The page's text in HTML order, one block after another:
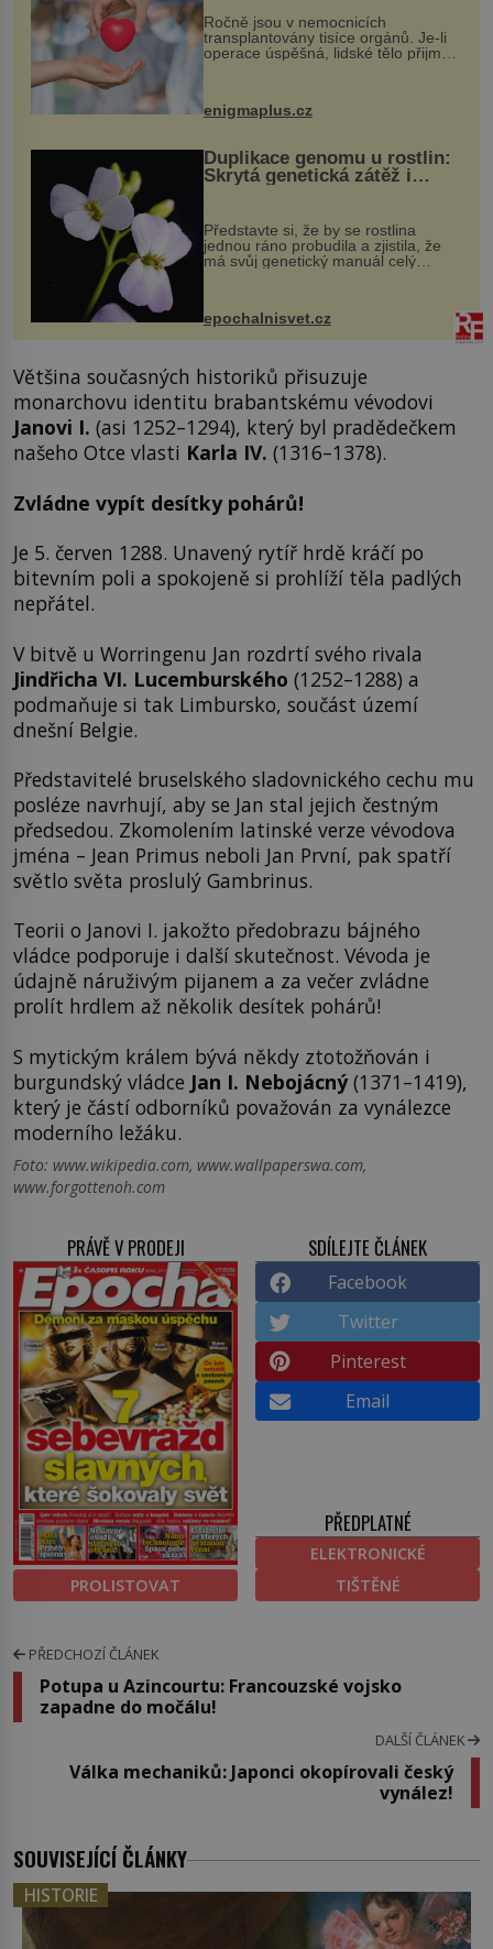
Ročně jsou v nemocnicích
transplantovány tisíce orgánů. Je-li
operace úspěšná, lidské tělo přijme
enigmaplus.cz
Duplikace genomu u rostlin:
Skrytá genetická zátěž i
Představte si, že by se rostlina
jednou ráno probudila a zjistila, že
má svůj genetický manuál celý
vstupenka...
epochalnisvet.cz
Většina současných historiků přisuzuje
monarchovu identitu brabantskému vévodovi
Janovi I. (asi 1252–1294), který byl pradědečkem
našeho Otce vlasti Karla IV. (1316–1378).
Zvládne vypít desítky pohárů!
Je 5. červen 1288. Unavený rytíř hrdě kráčí po
bitevním poli a spokojeně si prohlíží těla padlých
nepřátel.
V bitvě u Worringenu Jan rozdrtí svého rivala
Jindřicha VI. Lucemburského (1252–1288) a
podmaňuje si tak Limbursko, součást území
dnešní Belgie.
Představitelé bruselského sladovnického cechu mu
posléze navrhují, aby se Jan stal jejich čestným
předsedou. Zkomolením latinské verze vévodova
jména – Jean Primus neboli Jan První, pak spatří
světlo světa proslulý Gambrinus.
Teorii o Janovi I. jakožto předobrazu bájného
vládce podporuje i další skutečnost. Vévoda je
údajně náruživým pijanem a za večer zvládne
prolít hrdlem až několik desítek pohárů!
S mytickým králem bývá někdy ztotožňován i
burgundský vládce Jan I. Nebojácný(1371–1419),
který je částí odborníků považován za vynálezce
moderního ležáku.
Foto: www.wikipedia.com, www.wallpaperswa.com,
www.forgottenoh.com
PRÁVĚ V PRODEJI
PROLISTOVAT
SDÍLEJTE ČLÁNEK
Facebook
Twitter
Pinterest
Email
PŘEDPLATNÉ
ELEKTRONICKÉ
TIŠTĚNÉ
PŘEDCHOZÍ ČLÁNEK
Potupa u Azincourtu: Francouzské vojsko
zapadne do močálu!
DALŠÍ ČLÁNEK
Válka mechaniků: Japonci okopírovali český
vynález!
SOUVISEJÍCÍ ČLÁNKY
HISTORIE